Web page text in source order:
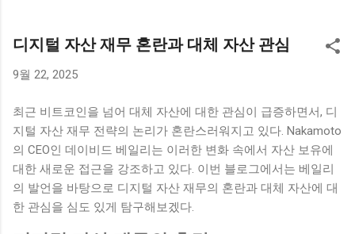
디지털 자산 재무 혼란과 대체 자산 관심
9월 22, 2025
최근 비트코인을 넘어 대체 자산에 대한 관심이 급증하면서, 디
지털 자산 재무 전략의 논리가 혼란스러워지고 있다. Nakamoto
의 CEO인 데이비드 베일리는 이러한 변화 속에서 자산 보유에
대한 새로운 접근을 강조하고 있다. 이번 블로그에서는 베일리
의 발언을 바탕으로 디지털 자산 재무의 혼란과 대체 자산에 대
한 관심을 심도 있게 탐구해보겠다.